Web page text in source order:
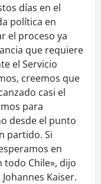
días en el
política en
el proceso ya
que requiere
el Servicio
creemos que
casi el
para
desde el punto
partido. Si
en
Chile», dijo
Kaiser.